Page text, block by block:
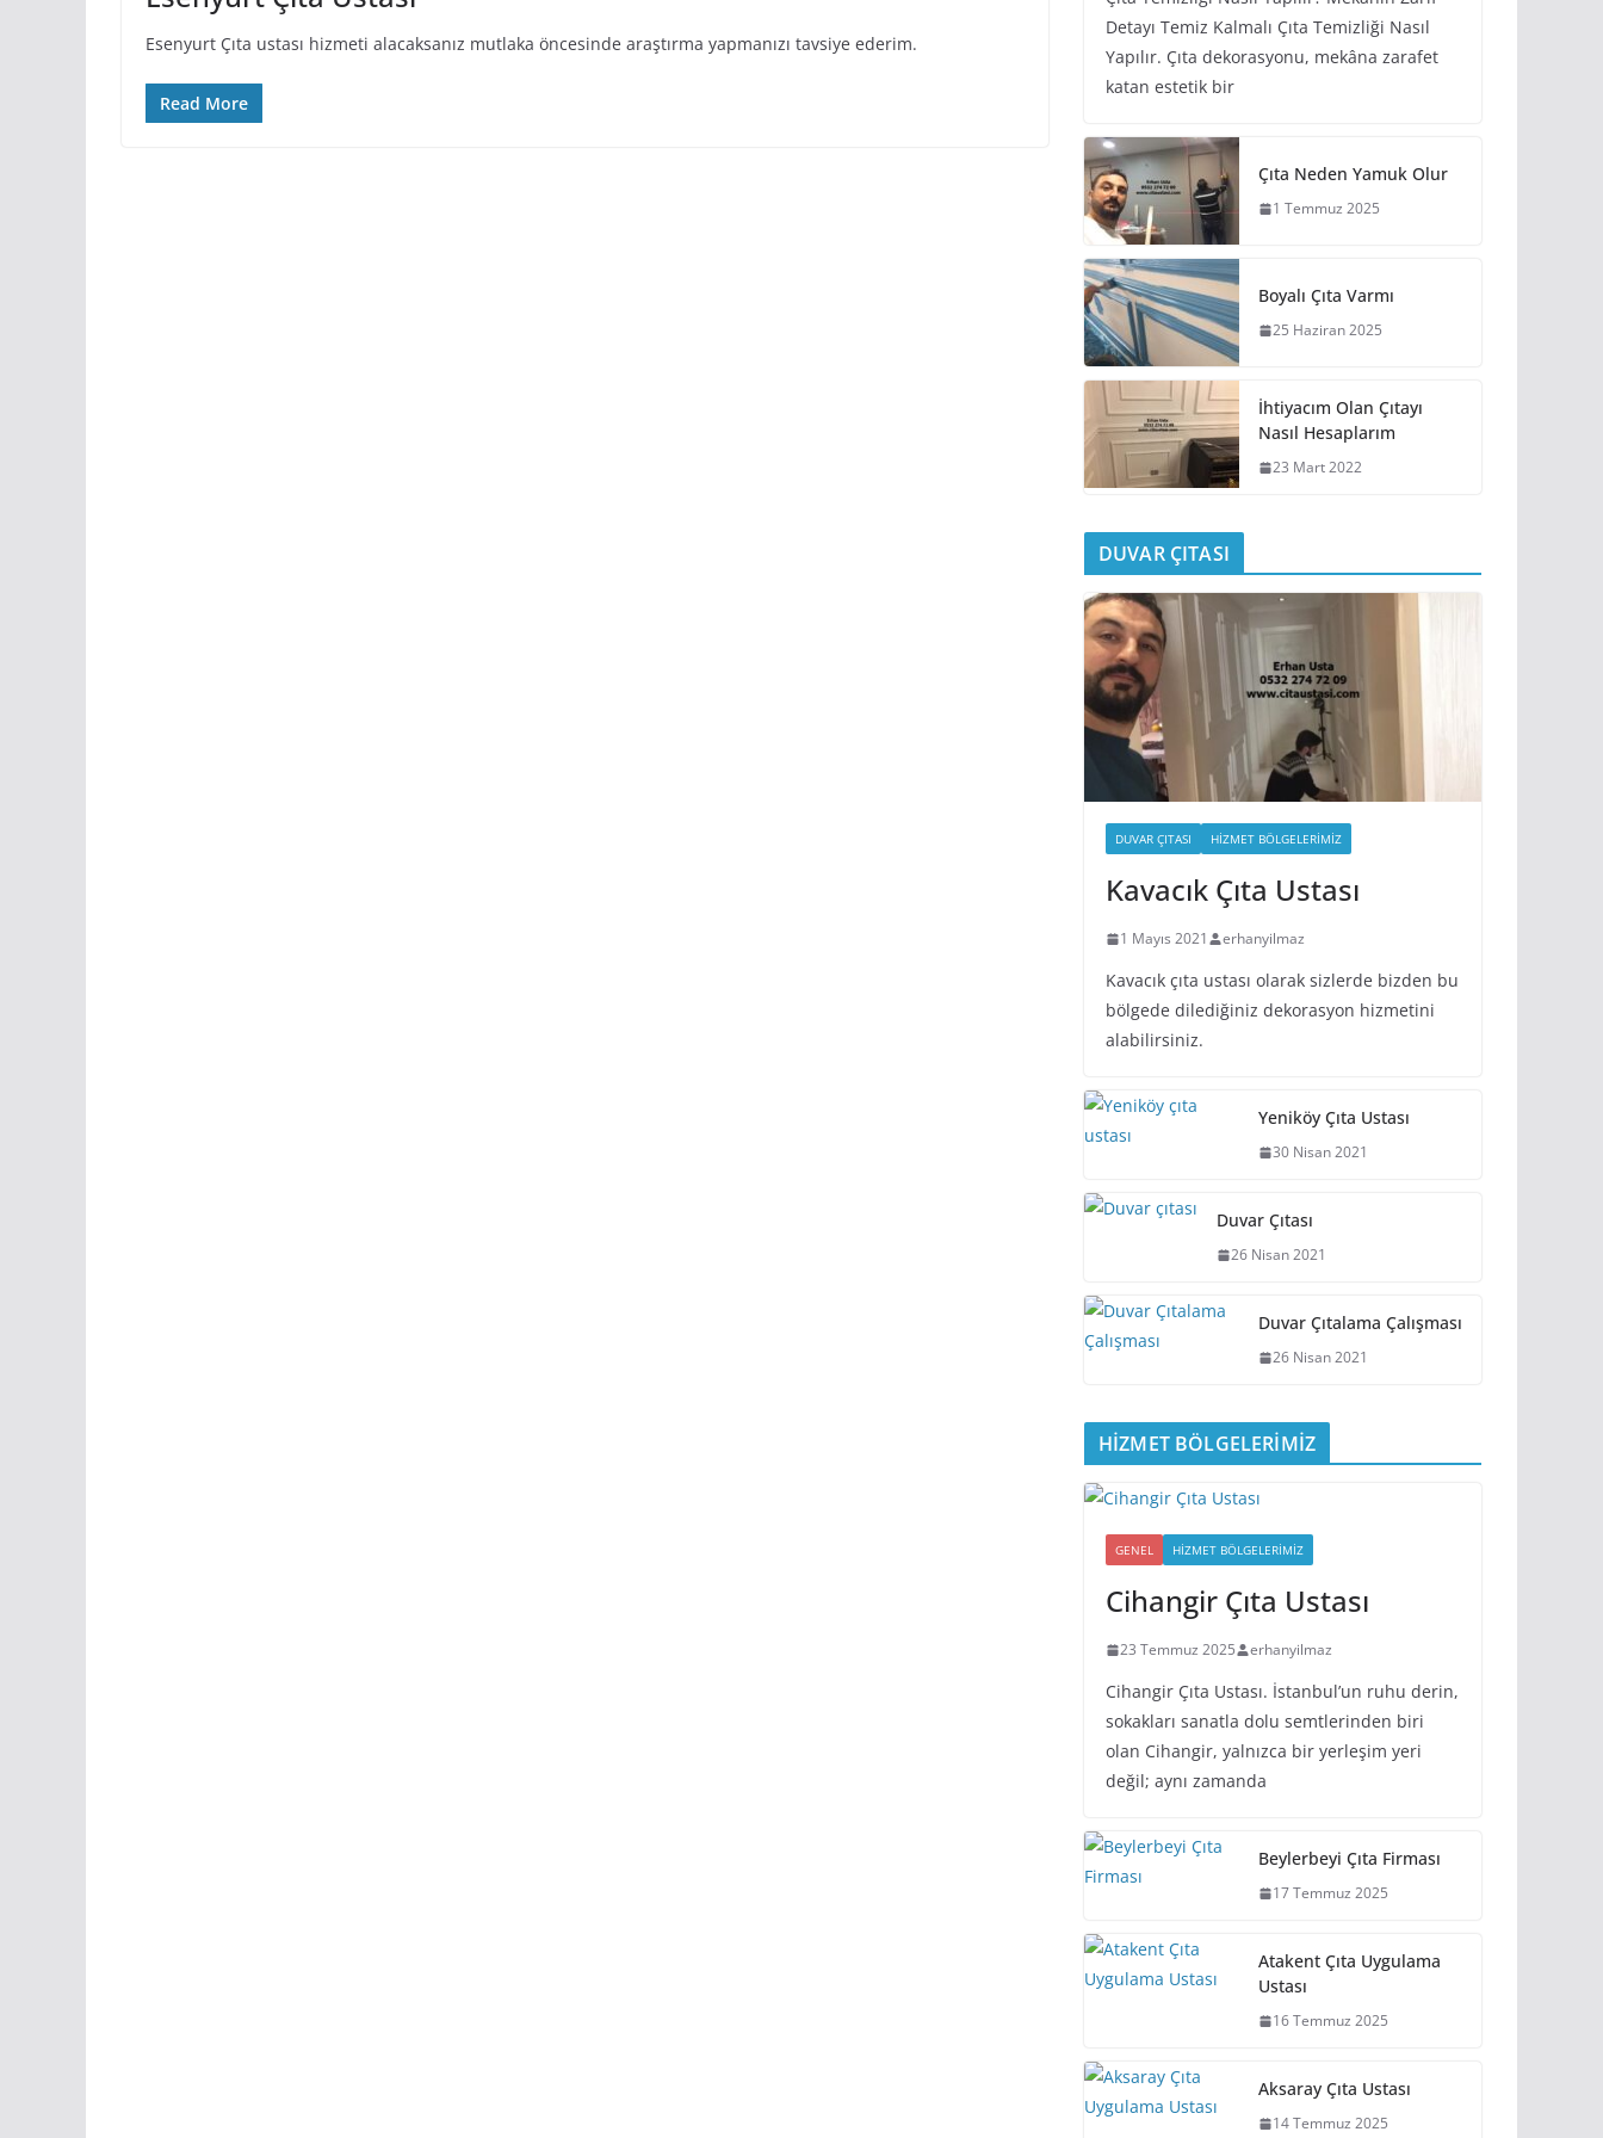
Esenyurt Çıta ustası hizmeti alacaksanız mutlaka öncesinde araştırma yapmanızı tavsiye ederim.
Read More
Detayı Temiz Kalmalı Çıta Temizliği Nasıl
Yapılır. Çıta dekorasyonu, mekâna zarafet
katan estetik bir
Çıta Neden Yamuk Olur
1 Temmuz 2025
Boyalı Çıta Varmı
25 Haziran 2025
İhtiyacım Olan Çıtayı
Nasıl Hesaplarım
23 Mart 2022
DUVAR ÇITASI
DUVAR ÇITASI HIZMET BÖLGELERIMIZ
Kavacık Çıta Ustası
1 Mayıs 2021 erhanyilmaz
Kavacık çıta ustası olarak sizlerde bizden bu
bölgede dilediğiniz dekorasyon hizmetini
alabilirsiniz.
Yeniköy Çıta Ustası
30 Nisan 2021
Duvar Çıtası
26 Nisan 2021
Duvar Çıtalama Çalışması
26 Nisan 2021
HİZMET BÖLGELERİMİZ
GENEL HIZMET BÖLGELERIMIZ
Cihangir Çıta Ustası
23 Temmuz 2025 erhanyilmaz
Cihangir Çıta Ustası. İstanbul’un ruhu derin,
sokakları sanatla dolu semtlerinden biri
olan Cihangir, yalnızca bir yerleşim yeri
değil; aynı zamanda
Beylerbeyi Çıta Firması
17 Temmuz 2025
Atakent Çıta Uygulama
Ustası
16 Temmuz 2025
Aksaray Çıta Ustası
14 Temmuz 2025